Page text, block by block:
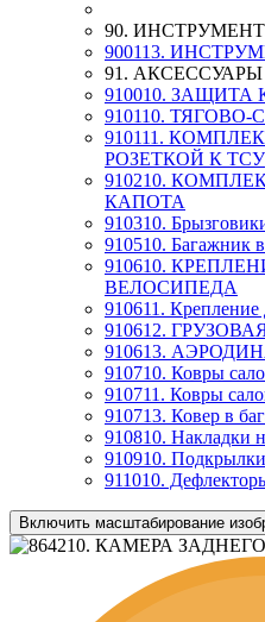
90.
900113.
91. АКСЕССУАРЫ
910010.
910110.
910111.
РОЗЕТКОЙ К ТСУ
910210.
КАПОТА
910310.
910510. Багажник
910610.
ВЕЛОСИПЕДА
910611.
910612.
910613.
910710. Ковры
910711. Ковры
910713. Ковер в
910810. Накладки
910910. Подкрылки
911010.
Включить масштабирование